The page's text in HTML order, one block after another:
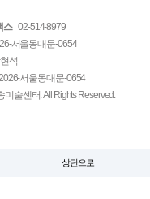
스 02-514-8979
서울동대문-0654
석
서울동대문-0654
술센터. All Rights Reserved.
상단으로